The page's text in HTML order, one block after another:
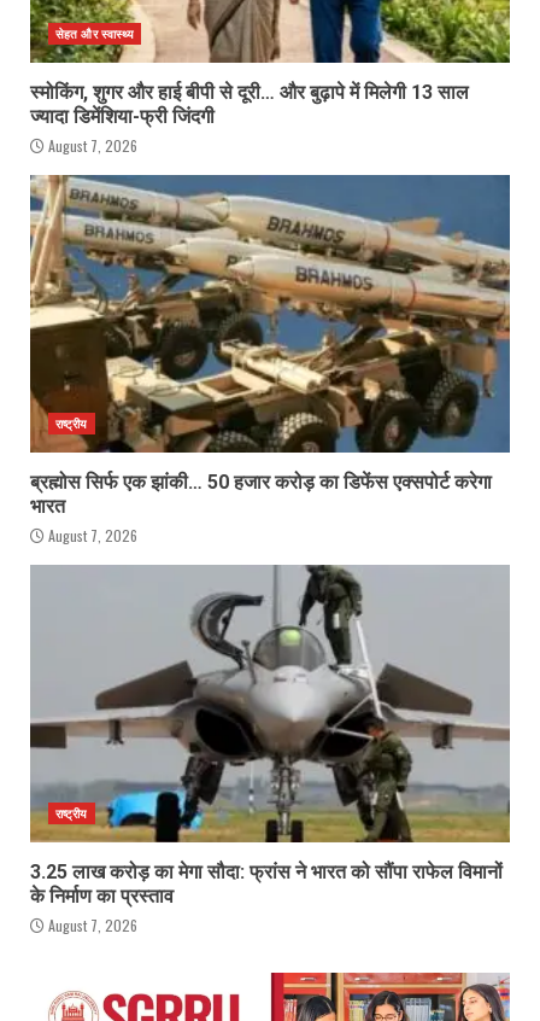
सेहत और स्वास्थ्य
स्मोकिंग, शुगर और हाई बीपी से दूरी… और बुढ़ापे में मिलेगी 13 साल
ज्यादा डिमेंशिया-फ्री जिंदगी
August 7, 2026
राष्ट्रीय
ब्रह्मोस सिर्फ एक झांकी… 50 हजार करोड़ का डिफेंस एक्सपोर्ट करेगा
भारत
August 7, 2026
राष्ट्रीय
3.25 लाख करोड़ का मेगा सौदा: फ्रांस ने भारत को सौंपा राफेल विमानों
के निर्माण का प्रस्ताव
August 7, 2026